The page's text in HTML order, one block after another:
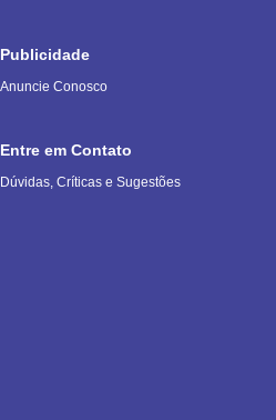
Publicidade
Anuncie Conosco
Entre em Contato
Dúvidas, Críticas e Sugestões